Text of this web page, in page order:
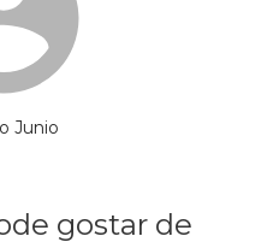
Junio
gostar de